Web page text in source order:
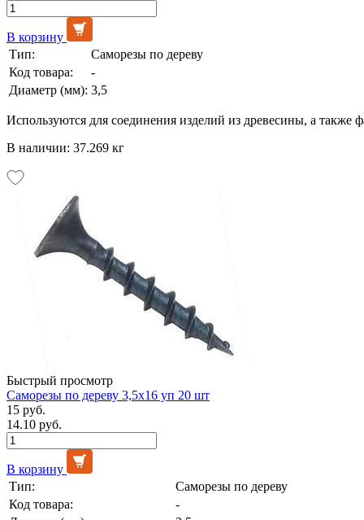
В корзину
Тип:
Саморезы по дереву
Код товара:
-
Диаметр (мм): 3,5
Используются для соединения изделий из древесины, а также
В наличии: 37.269 кг
Быстрый просмотр
Саморезы по дереву 3,5х16 уп 20 шт
15 руб.
14.10 руб.
В корзину
Тип:
Саморезы по дереву
Код товара:
-